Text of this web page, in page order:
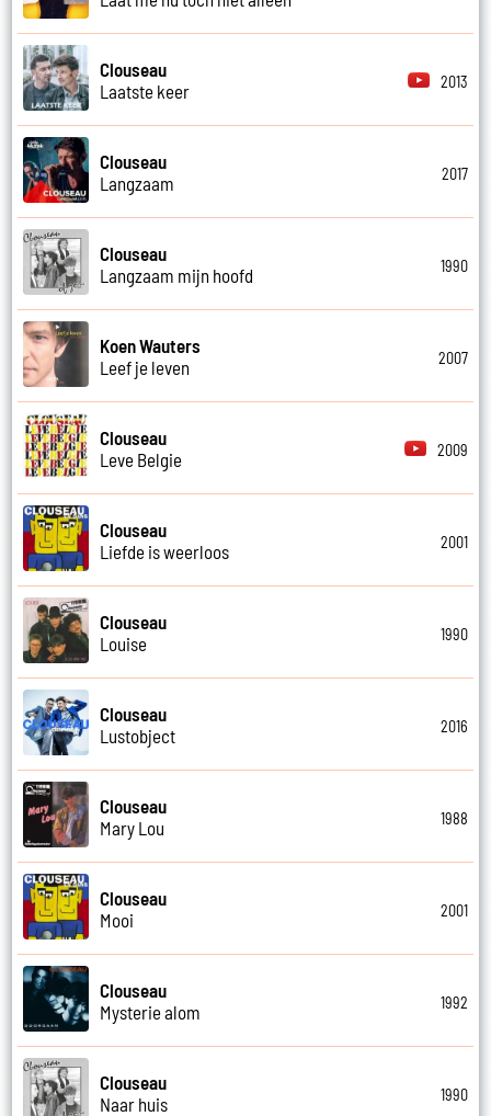
Clouseau
Laatste keer
2013
Clouseau
Langzaam
2017
Clouseau
Langzaam mijn hoofd
1990
Koen Wauters
Leef je leven
2007
Clouseau
Leve Belgie
2009
Clouseau
Liefde is weerloos
2001
Clouseau
Louise
1990
Clouseau
Lustobject
2016
Clouseau
Mary Lou
1988
Clouseau
Mooi
2001
Clouseau
Mysterie alom
1992
Clouseau
Naar huis
1990